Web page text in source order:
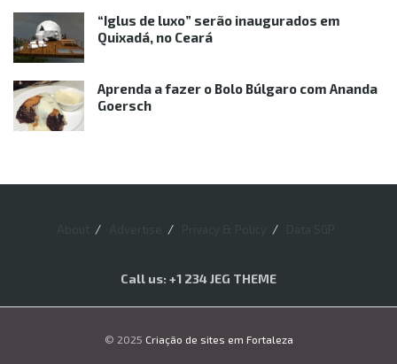
“Iglus de luxo” serão inaugurados em
Quixadá, no Ceará
Aprenda a fazer o Bolo Búlgaro com Ananda
Goersch
Call us: +1 234 JEG THEME
© 2025 Criação de sites em Fortaleza